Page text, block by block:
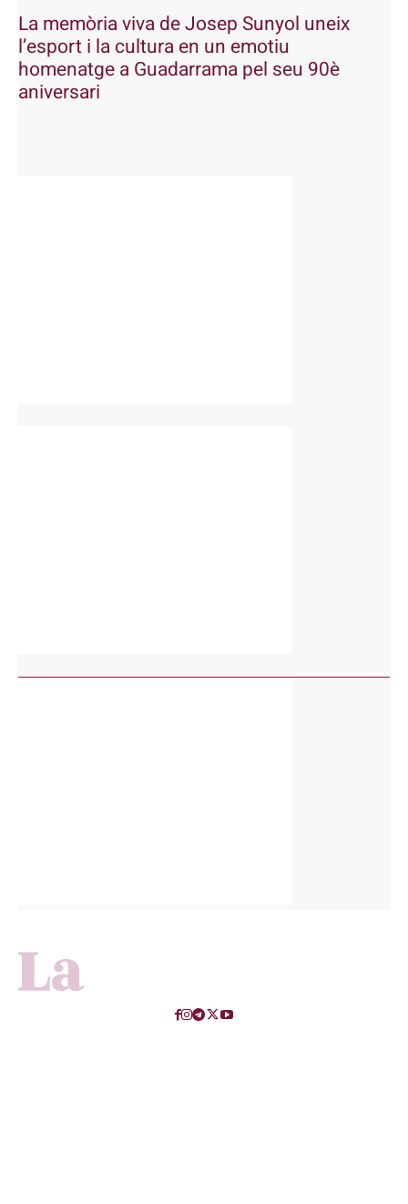
La memòria viva de Josep Sunyol uneix
l’esport i la cultura en un emotiu
homenatge a Guadarrama pel seu 90è
aniversari